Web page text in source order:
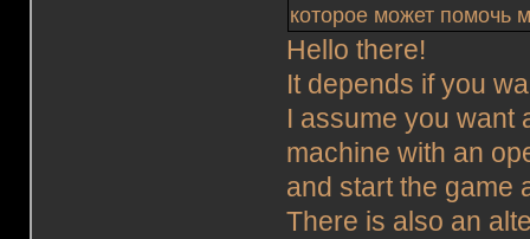
которое может помочь
Hello there!
It depends if you
I assume you want
machine with an
and start the game
There is also an